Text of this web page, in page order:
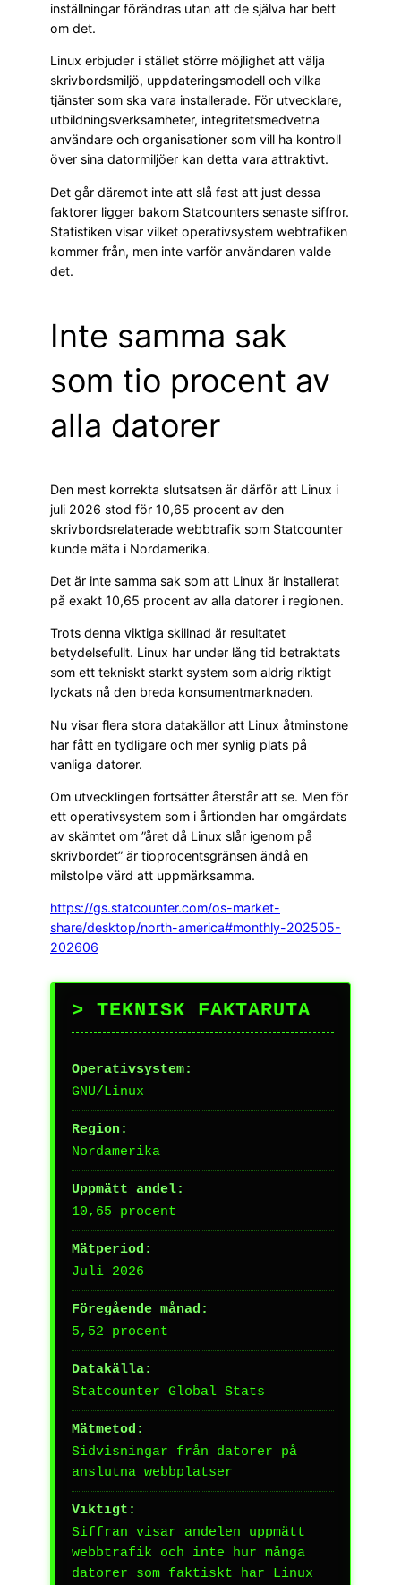
inställningar förändras utan att de själva har bett
om det.
Linux erbjuder i stället större möjlighet att välja
skrivbordsmiljö, uppdateringsmodell och vilka
tjänster som ska vara installerade. För utvecklare,
utbildningsverksamheter, integritetsmedvetna
användare och organisationer som vill ha kontroll
över sina datormiljöer kan detta vara attraktivt.
Det går däremot inte att slå fast att just dessa
faktorer ligger bakom Statcounters senaste siffror.
Statistiken visar vilket operativsystem webtrafiken
kommer från, men inte varför användaren valde
det.
Inte samma sak
som tio procent av
alla datorer
Den mest korrekta slutsatsen är därför att Linux i
juli 2026 stod för 10,65 procent av den
skrivbordsrelaterade webbtrafik som Statcounter
kunde mäta i Nordamerika.
Det är inte samma sak som att Linux är installerat
på exakt 10,65 procent av alla datorer i regionen.
Trots denna viktiga skillnad är resultatet
betydelsefullt. Linux har under lång tid betraktats
som ett tekniskt starkt system som aldrig riktigt
lyckats nå den breda konsumentmarknaden.
Nu visar flera stora datakällor att Linux åtminstone
har fått en tydligare och mer synlig plats på
vanliga datorer.
Om utvecklingen fortsätter återstår att se. Men för
ett operativsystem som i årtionden har omgärdats
av skämtet om ”året då Linux slår igenom på
skrivbordet” är tioprocentsgränsen ändå en
milstolpe värd att uppmärksamma.
https://gs.statcounter.com/os-market-
share/desktop/north-america#monthly-202505-
202606
> TEKNISK FAKTARUTA
Operativsystem:
GNU/Linux
Region:
Nordamerika
Uppmätt andel:
10,65 procent
Mätperiod:
Juli 2026
Föregående månad:
5,52 procent
Datakälla:
Statcounter Global Stats
Mätmetod:
Sidvisningar från datorer på
anslutna webbplatser
Viktigt:
Siffran visar andelen uppmätt
webbtrafik och inte hur många
datorer som faktiskt har Linux